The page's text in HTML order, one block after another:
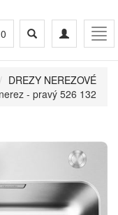
Toggle
navigation
Toggle
search
0
DREZY NEREZOVÉ
- pravý 526 132